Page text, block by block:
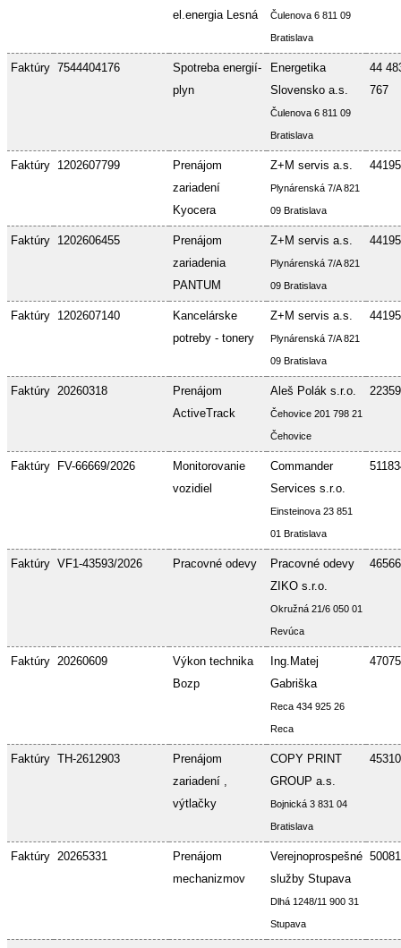
el.energia Lesná
Čulenova 6 811 09
Bratislava
Faktúry 7544404176
Spotreba energií-
plyn
Energetika
Slovensko a.s.
Čulenova 6 811 09
Bratislava
44
767
Faktúry 1202607799
Prenájom
zariadení
Kyocera
Z+M servis a.s.
Plynárenská 7/A 821
09 Bratislava
Faktúry 1202606455
Prenájom
zariadenia
PANTUM
Z+M servis a.s.
Plynárenská 7/A 821
09 Bratislava
Faktúry 1202607140
Kancelárske
potreby - tonery
Z+M servis a.s.
Plynárenská 7/A 821
09 Bratislava
Faktúry 20260318
Prenájom
ActiveTrack
Aleš Polák s.r.o.
Čehovice 201 798 21
Čehovice
Faktúry FV-66669/2026
Monitorovanie
vozidiel
Commander
Services s.r.o.
Einsteinova 23 851
01 Bratislava
Faktúry VF1-43593/2026 Pracovné odevy
Pracovné odevy
ZIKO s.r.o.
Okružná 21/6 050 01
Revúca
Faktúry 20260609
Výkon technika
Bozp
Ing.Matej
Gabriška
Reca 434 925 26
Reca
Faktúry TH-2612903
Prenájom
zariadení ,
výtlačky
COPY PRINT
GROUP a.s.
Bojnická 3 831 04
Bratislava
Faktúry 20265331
Prenájom
mechanizmov
Verejnoprospešné
služby Stupava
Dlhá 1248/11 900 31
Stupava